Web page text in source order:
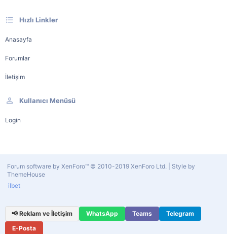
Hızlı Linkler
Anasayfa
Forumlar
İletişim
Kullanıcı Menüsü
Login
Forum software by XenForo™ © 2010-2019 XenForo Ltd.
Style by
ThemeHouse
ilbet
📢 Reklam ve İletişim WhatsApp Teams
Telegram
E-Posta